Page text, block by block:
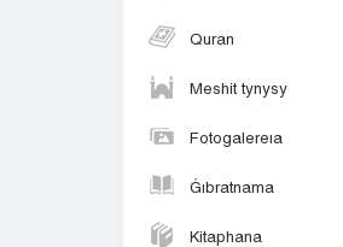
Quran
Meshit tynysy
Fotogalereıa
Ǵıbratnama
Kitaphana